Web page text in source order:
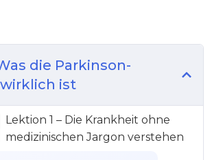
die Parkinson-
ist
Lektion 1 – Die Krankheit ohne
medizinischen Jargon verstehen